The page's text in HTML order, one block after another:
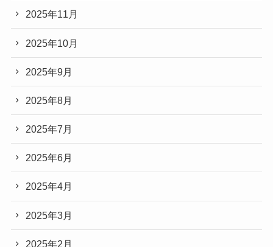
2025年11月
2025年10月
2025年9月
2025年8月
2025年7月
2025年6月
2025年4月
2025年3月
2025年2月